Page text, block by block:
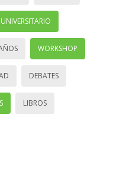
WORKSHOP
DEBATES
LIBROS